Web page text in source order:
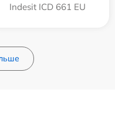
Indesit ICD 661 EU